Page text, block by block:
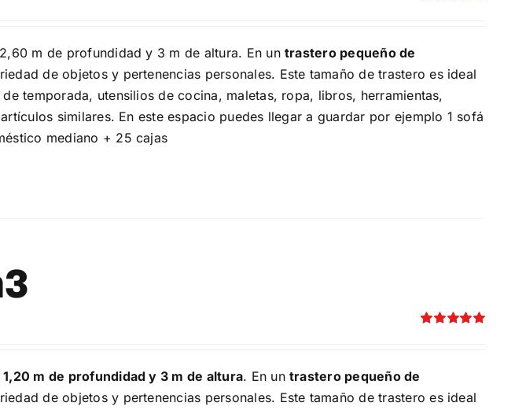
m de profundidad y 3 m de altura. En un trastero pequeño de
de objetos y pertenencias personales. Este tamaño de trastero es ideal
temporada, utensilios de cocina, maletas, ropa, libros, herramientas,
similares. En este espacio puedes llegar a guardar por ejemplo 1 sofá
mediano + 25 cajas
m de profundidad y 3 m de altura. En un trastero pequeño de
de objetos y pertenencias personales. Este tamaño de trastero es ideal